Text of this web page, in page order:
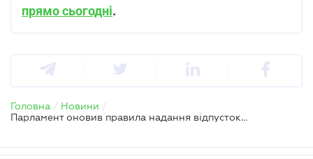
прямо сьогодні.
Головна / Новини /
Парламент оновив правила надання відпусток – кого стосується